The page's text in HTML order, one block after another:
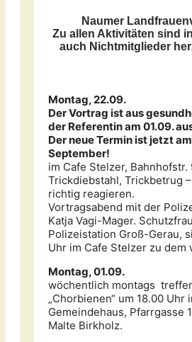
Naumer
Zu allen Aktivitäten sind
auch Nichtmitglieder
Montag, 22.09.
Der Vortrag ist aus
der Referentin am 01.09.
Der neue Termin ist jetzt
September!
im Cafe Stelzer, Bahnhofstr.
Trickdiebstahl, Trickbetrug
richtig reagieren.
Vortragsabend mit der
Katja Vagi-Mager.
Polizeistation Groß-Gerau,
Uhr im Cafe Stelzer zu dem
Montag, 01.09.
wöchentlich montags
„Chorbienen“ um 18.00 Uhr
Gemeindehaus, Pfarrgasse
Malte Birkholz.